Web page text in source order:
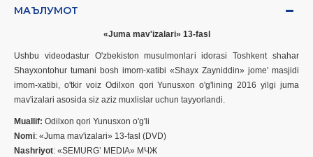
МАЪЛУМОТ
«Juma mav'izalari» 13-fasl
Ushbu videodastur O'zbekiston musulmonlari idorasi Toshkent shahar
Shayxontohur tumani bosh imom-xatibi «Shayx Zayniddin» jome' masjidi
imom-xatibi, o'tkir voiz Odilxon qori Yunusxon o'g'lining 2016 yilgi juma
mav'izalari asosida siz aziz muxlislar uchun tayyorlandi.
Muallif: Odilxon qori Yunusxon o'g'li
Nomi: «Juma mav'izalari» 13-fasl (DVD)
Nashriyot: «SEMURG’ MEDIA» МЧЖ